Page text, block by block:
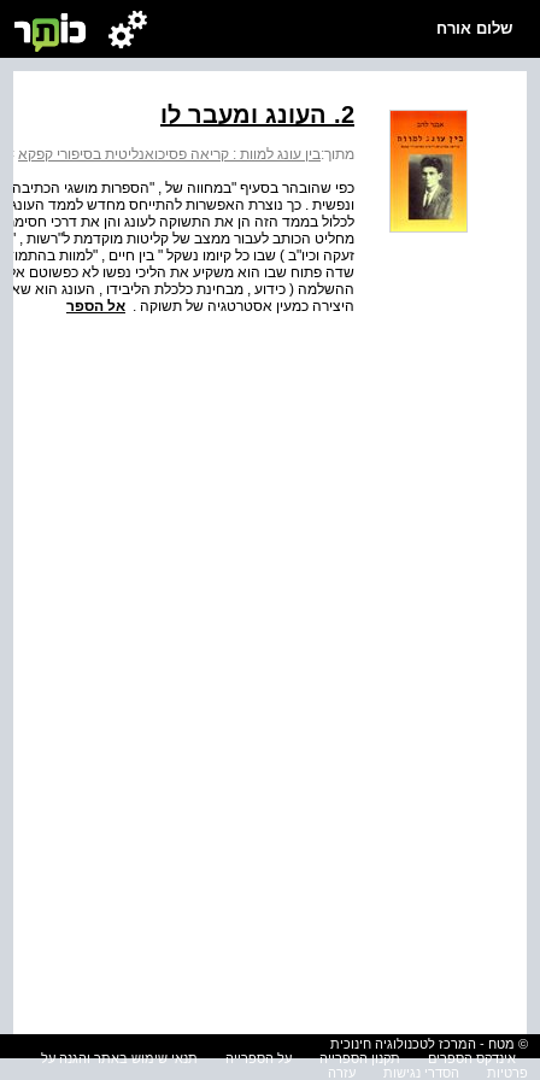
שלום אורח
2. העונג ומעבר לו
מתוך:בין עונג למוות : קריאה פסיכואנליטית בסיפורי קפקא >
כפי שהובהר בסעיף "במחווה של , "הספרות מושגי הכתיבה
ונפשית . כך נוצרת האפשרות להתייחס מחדש לממד העונג
לכלול בממד הזה הן את התשוקה לעונג והן את דרכי
מחליט הכותב לעבור ממצב של קליטות מוקדמת ל"רשות ,
זעקה וכיו"ב ) שבו כל קיומו נשקל " בין חיים , "למוות
שדה פתוח שבו הוא משקיע את הליכי נפשו לא כפשוטם אלא
ההשלמה ( כידוע , מבחינת כלכלת הליבידו , העונג הוא
היצירה כמעין אסטרטגיה של תשוקה . אל הספר
© מטח - המרכז לטכנולוגיה חינוכית
אינדקס הספרים
תקנון הספרייה על הספרייה
תנאי שימוש באתר והגנה על
פרטיות
הסדרי נגישות עזרה